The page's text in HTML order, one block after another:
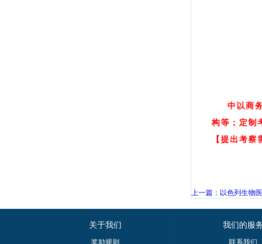
中以商
构等；定制
【提出考
上一篇：以色列生物
关于我们
奖励规则
我们的服
联系我们